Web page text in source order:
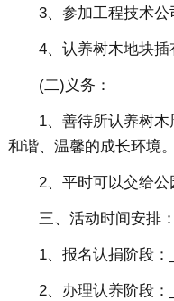
3、参加工程技术公
4、认养树木地块插
(二)义务：
1、善待所认养树
和谐、温馨的成长环境。
2、平时可以交给公
三、活动时间安排：
1、报名认捐阶段：
2、办理认养阶段：